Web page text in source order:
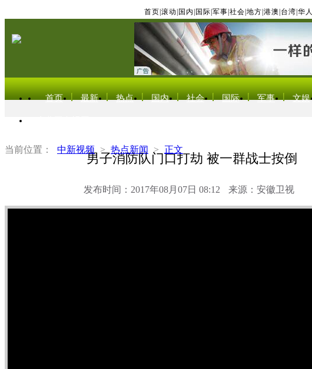
首页 滚动 国内 国际 军事 社会 地方 港澳 台湾 华人
首页 最新 热点 国内 社会 国际 军事 文娱
当前位置： 中新视频 > 热点新闻 > 正文
男子消防队门口打劫 被一群战士按倒
发布时间：2017年08月07日 08:12 来源：安徽卫视